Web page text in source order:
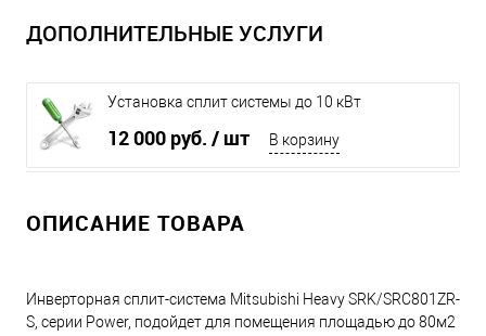
ДОПОЛНИТЕЛЬНЫЕ УСЛУГИ
Установка сплит системы до 10 кВт
12 000 руб. / шт В корзину
ОПИСАНИЕ ТОВАРА
Инверторная сплит-система Mitsubishi Heavy SRK/SRC801ZR-
S, серии Power, подойдет для помещения площадью до 80м2